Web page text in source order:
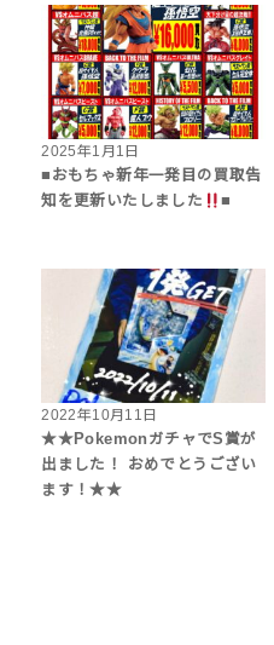
2025年1月1日
■おもちゃ新年一発目の買取告
知を更新いたしました
■
2022年10月11日
★★PokemonガチャでS賞が
出ました！ おめでとうござい
ます！★★